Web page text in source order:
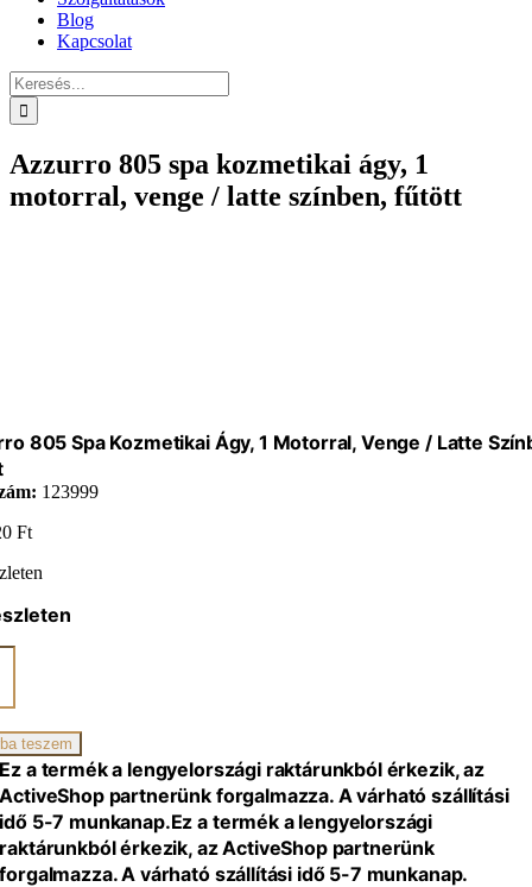
Blog
Kapcsolat
Keresés...
Azzurro 805 spa kozmetikai ágy, 1
motorral, venge / latte színben, fűtött
805 Spa Kozmetikai Ágy, 1 Motorral, Venge / Latte
123999
Ft
teszem
Ez a termék a lengyelországi raktárunkból érkezik, az
ActiveShop partnerünk forgalmazza. A várható szállítási
idő 5-7 munkanap.Ez a termék a lengyelországi
raktárunkból érkezik, az ActiveShop partnerünk
forgalmazza. A várható szállítási idő 5-7 munkanap.